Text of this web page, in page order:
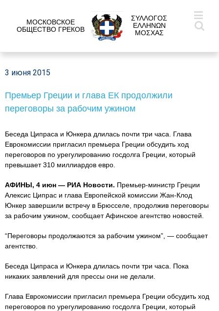
МОСКОВСКОЕ
ОБЩЕСТВО ГРЕКОВ
ΣΥΛΛΟΓΟΣ
ΕΛΛΗΝΩΝ
ΜΟΣΧΑΣ
3 июня 2015
Премьер Греции и глава ЕК продолжили
переговоры за рабочим ужином
Беседа Ципраса и Юнкера длилась почти три часа. Глава
Еврокомиссии пригласил премьера Греции обсудить ход
переговоров по урегулированию госдолга Греции, который
превышает 310 миллиардов евро.
АФИНЫ, 4 июн — РИА Новости. Премьер-министр Греции
Алексис Ципрас и глава Европейской комиссии Жан-Клод
Юнкер завершили встречу в Брюсселе, продолжив переговоры
за рабочим ужином, сообщает Афинское агентство новостей.
“Переговоры продолжаются за рабочим ужином”, — сообщает
агентство.
Беседа Ципраса и Юнкера длилась почти три часа. Пока
никаких заявлений для прессы они не делали.
Глава Еврокомиссии пригласил премьера Греции обсудить ход
переговоров по урегулированию госдолга Греции, который